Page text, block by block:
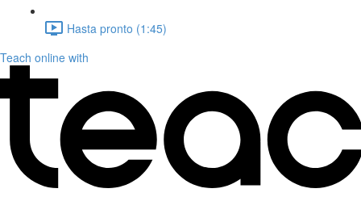
Hasta pronto (1:45)
Teach online with